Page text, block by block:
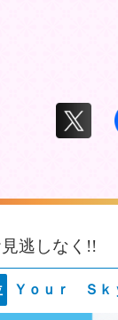
逃しなく!!